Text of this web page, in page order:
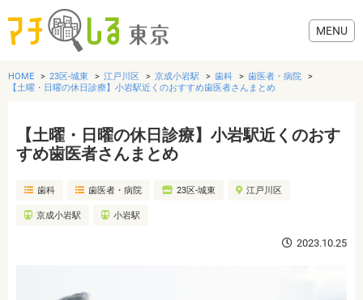
グルメ
美容・健康
おでかけ
HOME 23区-城東 江戸川区 京成小岩駅 歯科
歯医者・病院
【土曜・日曜の休日診療】小岩駅近くのおすすめ歯医者さんまとめ
【土曜・日曜の休日診療】小岩駅近くのおす
すめ歯医者さんまとめ
歯科 歯医者・病院 23区-城東 江戸川区
京成小岩駅 小岩駅
2023.10.25